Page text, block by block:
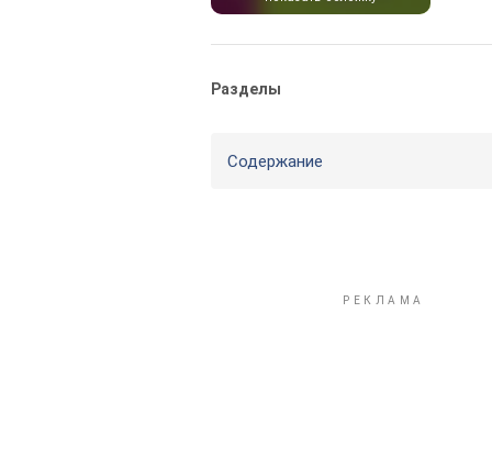
Разделы
Содержание